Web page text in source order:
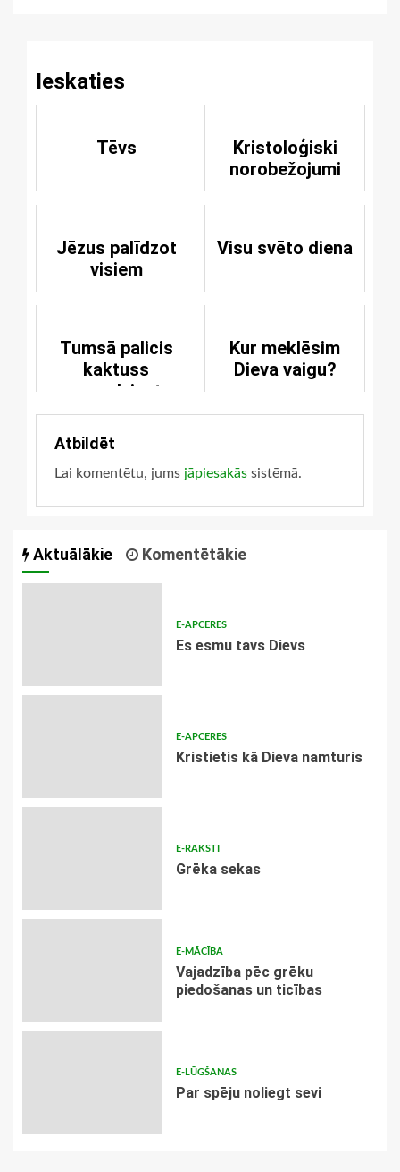
Ieskaties
Tēvs
Kristoloģiski
norobežojumi
Jēzus palīdzot
visiem
Visu svēto diena
Tumsā palicis
kaktuss
nenodziest
Kur meklēsim
Dieva vaigu?
Atbildēt
Lai komentētu, jums jāpiesakās sistēmā.
Aktuālākie Komentētākie
E-APCERES
Es esmu tavs Dievs
E-APCERES
Kristietis kā Dieva namturis
E-RAKSTI
Grēka sekas
E-MĀCĪBA
Vajadzība pēc grēku
piedošanas un ticības
E-LŪGŠANAS
Par spēju noliegt sevi